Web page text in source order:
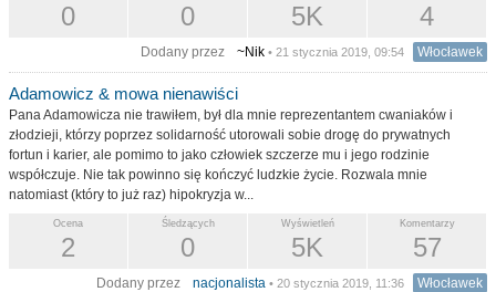
4
5K
0
0
Dodany przez ~Nik • 21 stycznia 2019, 09:54 Włocławek
Adamowicz & mowa nienawiści
Pana Adamowicza nie trawiłem, był dla mnie reprezentantem cwaniaków i
złodzieji, którzy poprzez solidarność utorowali sobie drogę do prywatnych
fortun i karier, ale pomimo to jako człowiek szczerze mu i jego rodzinie
współczuje. Nie tak powinno się kończyć ludzkie życie. Rozwala mnie
natomiast (który to już raz) hipokryzja w...
Komentarzy
57
Wyświetleń
5K
Śledzących
0
Ocena
2
Dodany przez nacjonalista • 20 stycznia 2019, 11:36 Włocławek